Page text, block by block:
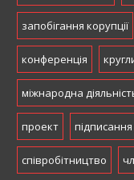
запобігання корупції
конференція
міжнародна
проект
співробітництво